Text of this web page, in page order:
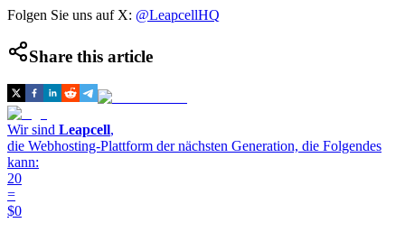
Folgen Sie uns auf X: @LeapcellHQ
Share this article
Wir sind Leapcell,
die Webhosting-Plattform der nächsten Generation, die Folgendes
kann:
20
=
$0